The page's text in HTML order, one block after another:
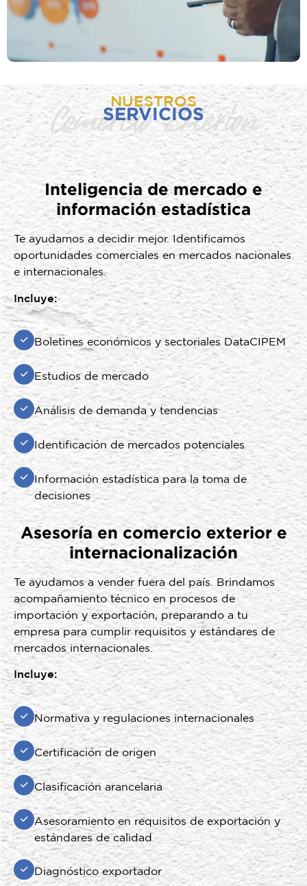
Comercio Exterion
NUESTROS
SERVICIOS
Inteligencia de mercado e
información estadística
Te ayudamos a decidir mejor. Identificamos
oportunidades comerciales en mercados nacionales
e internacionales.
Incluye:
Boletines económicos y sectoriales DataCIPEM
Estudios de mercado
Análisis de demanda y tendencias
Identificación de mercados potenciales
Información estadística para la toma de
decisiones
Asesoría en comercio exterior e
internacionalización
Te ayudamos a vender fuera del país. Brindamos
acompañamiento técnico en procesos de
importación y exportación, preparando a tu
empresa para cumplir requisitos y estándares de
mercados internacionales.
Incluye:
Normativa y regulaciones internacionales
Certificación de origen
Clasificación arancelaria
Asesoramiento en requisitos de exportación y
estándares de calidad
Diagnóstico exportador